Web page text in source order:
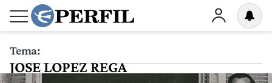
Tema:
JOSE LOPEZ REGA